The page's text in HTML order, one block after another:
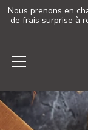
Passer
au
contenu
Nous prenons en
de frais surprise à